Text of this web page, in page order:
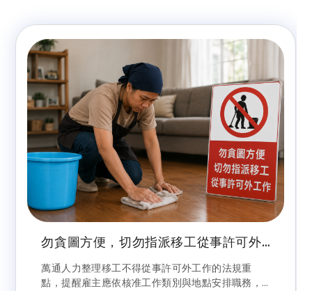
勿貪圖方便，切勿指派移工從事許可外
工作
萬通人力整理移工不得從事許可外工作的法規重
點，提醒雇主應依核准工作類別與地點安排職務，